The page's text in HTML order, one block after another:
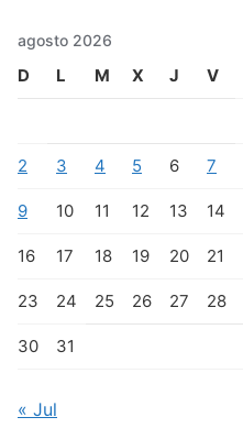
agosto 2026
D L M X J V
2 3 4 5 6 7
9 10 11 12 13 14
16 17 18 19 20 21
23 24 25 26 27 28
30 31
« Jul